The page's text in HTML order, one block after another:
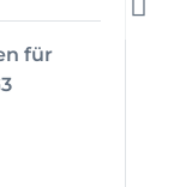
für